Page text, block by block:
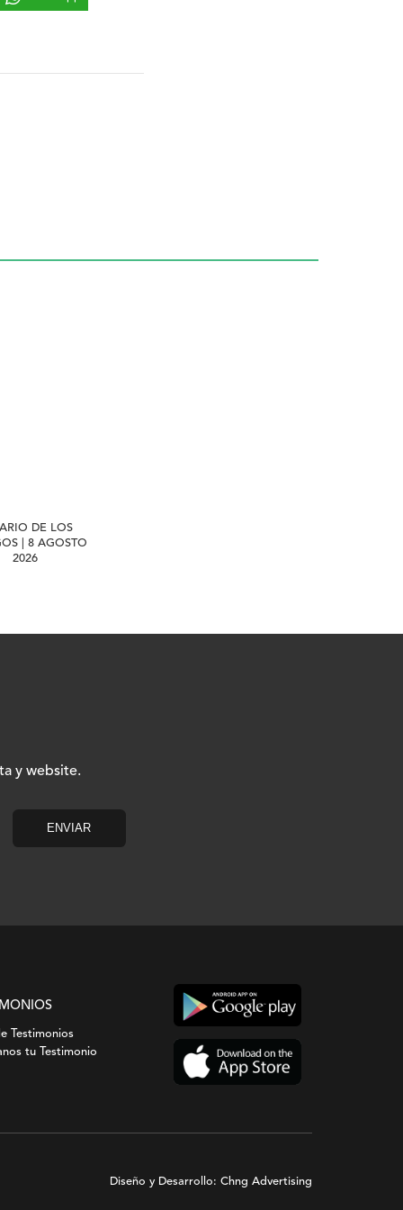
DE LOS
| 8 AGOSTO
2026
y website.
Testimonios
tu Testimonio
Diseño y Desarrollo: Chng Advertising